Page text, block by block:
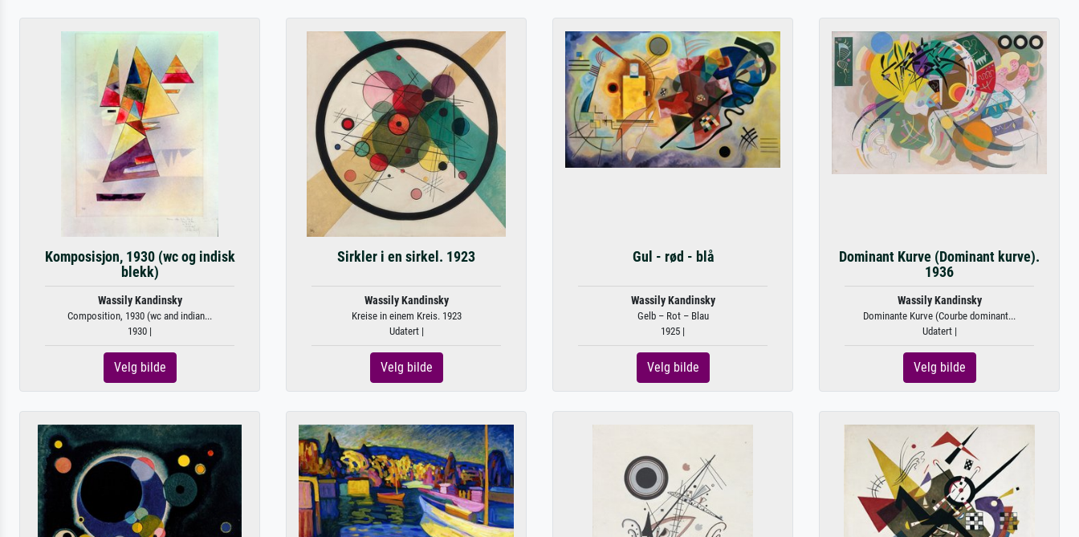
Komposisjon, 1930 (wc og indisk
blekk)
Wassily Kandinsky
Composition, 1930 (wc and indian...
1930 |
Velg bilde
Sirkler i en sirkel. 1923
Wassily Kandinsky
Kreise in einem Kreis. 1923
Udatert |
Velg bilde
Gul - rød - blå
Wassily Kandinsky
Gelb – Rot – Blau
1925 |
Velg bilde
Dominant Kurve (Dominant kurve).
1936
Wassily Kandinsky
Dominante Kurve (Courbe dominant...
Udatert |
Velg bilde